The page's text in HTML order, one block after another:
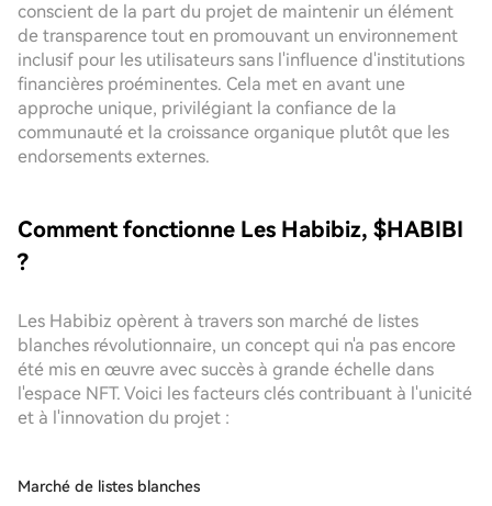
conscient de la part du projet de maintenir un élément
de transparence tout en promouvant un environnement
inclusif pour les utilisateurs sans l'influence d'institutions
financières proéminentes. Cela met en avant une
approche unique, privilégiant la confiance de la
communauté et la croissance organique plutôt que les
endorsements externes.
Comment fonctionne Les Habibiz, $HABIBI
?
Les Habibiz opèrent à travers son marché de listes
blanches révolutionnaire, un concept qui n'a pas encore
été mis en œuvre avec succès à grande échelle dans
l'espace NFT. Voici les facteurs clés contribuant à l'unicité
et à l'innovation du projet :
Marché de listes blanches